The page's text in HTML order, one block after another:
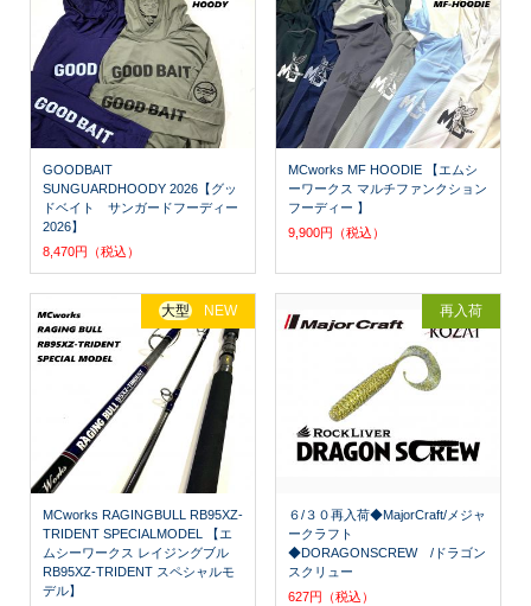
GOODBAIT
SUNGUARDHOODY 2026【グッ
ドベイト サンガードフーディー
2026】
8,470円（税込）
MCworks MF HOODIE 【エムシ
ーワークス マルチファンクション
フーディー 】
9,900円（税込）
MCworks RAGINGBULL RB95XZ-
TRIDENT SPECIALMODEL 【エ
ムシーワークス レイジングブル
RB95XZ-TRIDENT スペシャルモ
デル】
大型 NEW
６/３０再入荷◆MajorCraft/メジャ
ークラフト
◆DORAGONSCREW /ドラゴン
スクリュー
627円（税込）
再入荷